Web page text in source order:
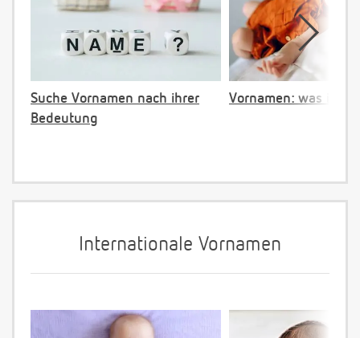
Suche Vornamen nach ihrer
Bedeutung
Vornamen: was ist
Internationale Vornamen